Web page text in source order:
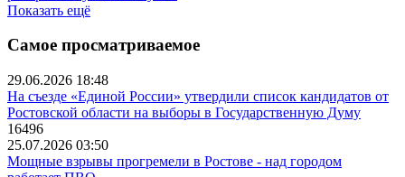
Показать ещё
Самое просматриваемое
29.06.2026 18:48
На съезде «Единой России» утвердили список кандидатов от
Ростовской области на выборы в Государственную Думу
16496
25.07.2026 03:50
Мощные взрывы прогремели в Ростове - над городом